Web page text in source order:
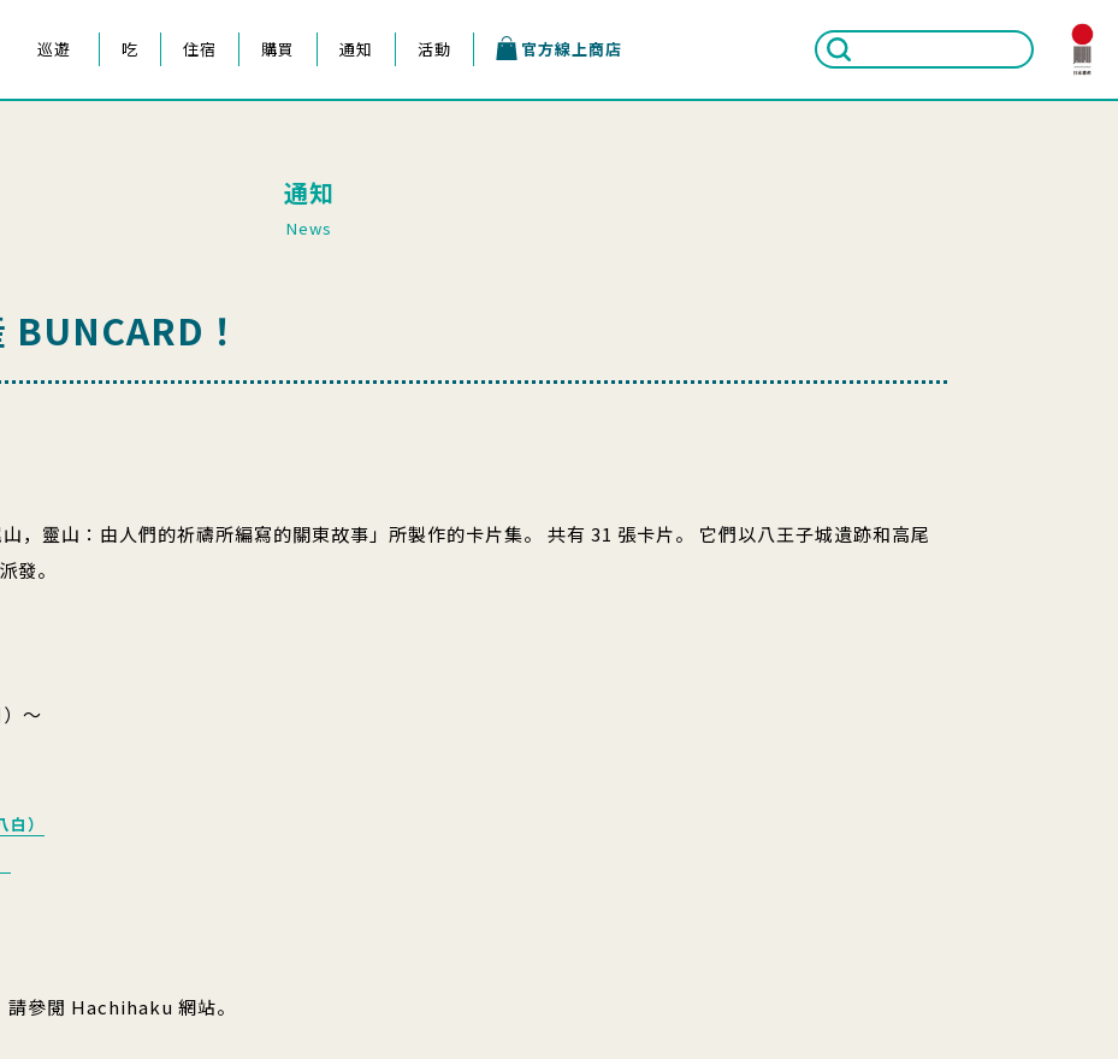
」
巡遊
八王子祭
吃 住宿 購買 通知 活動 官方線上商店
通知
News
！
，靈山：由人們的祈禱所編寫的關東故事」所製作的卡片集。 共有 31 張卡片。 它們以八王子城遺跡和高尾
發。
～
）
參閱 Hachihaku 網站。